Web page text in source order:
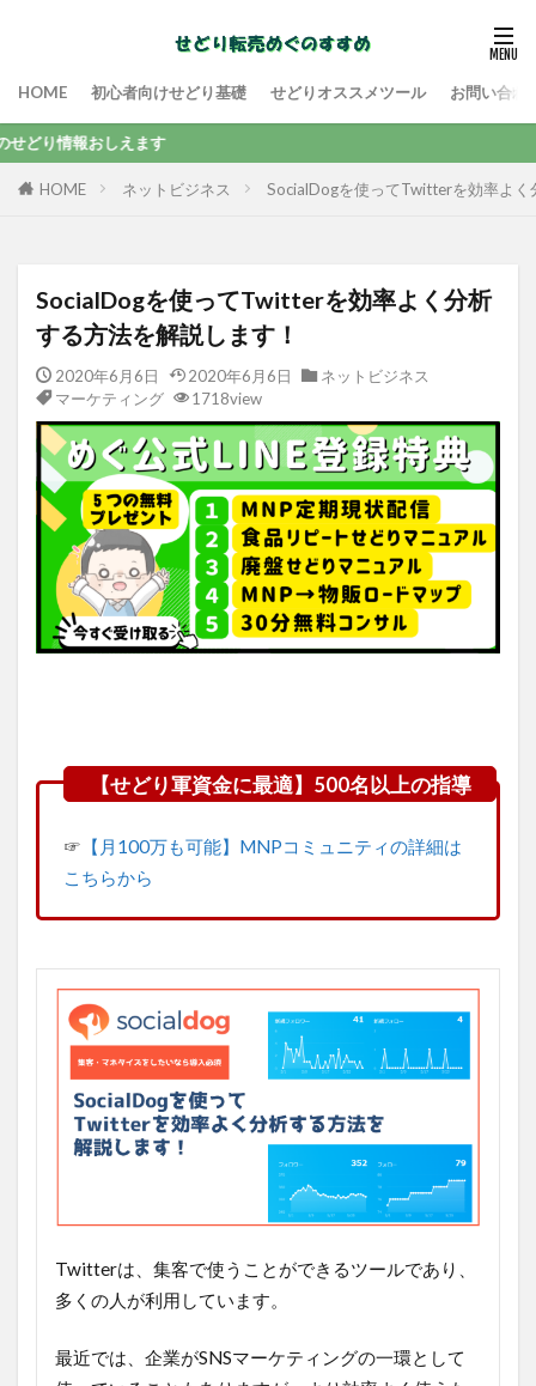
HOME 初心者向けせどり基礎 せどりオススメツール お問い合わ
しえます
HOME ネットビジネス SocialDogを使ってTwitterを効率よく
SocialDogを使ってTwitterを効率よく分析
する方法を解説します！
2020年6月6日 2020年6月6日
ネットビジネス
マーケティング
1718view
☞ 【月100万も可能】MNPコミュニティの詳細は
こちらから
Twitterは、集客で使うことができるツールであり、
多くの人が利用しています。
最近では、企業がSNSマーケティングの一環として